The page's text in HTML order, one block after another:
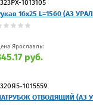
1013105
16х25 L=1560 (АЗ
Ярославль:
руб.
1015559
ОТВОДЯЩИЙ (АЗ